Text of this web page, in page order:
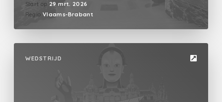
Start op 29 mrt. 2026
Regio Vlaams-Brabant
WEDSTRIJD